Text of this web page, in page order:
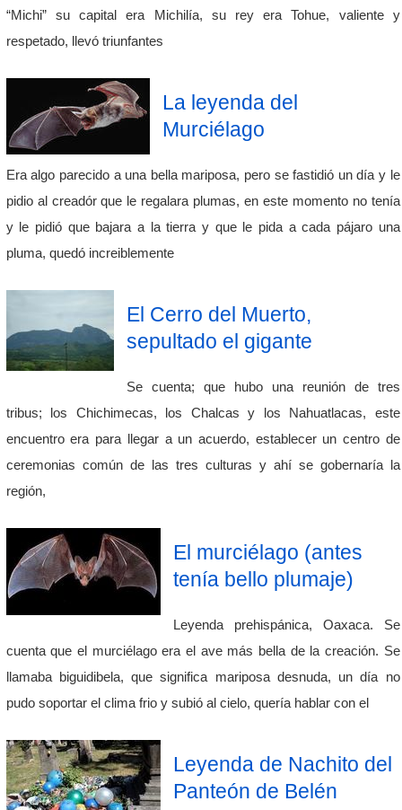
“Michi” su capital era Michilía, su rey era Tohue, valiente y
respetado, llevó triunfantes
La leyenda del
Murciélago
Era algo parecido a una bella mariposa, pero se fastidió un día y le
pidio al creadór que le regalara plumas, en este momento no tenía
y le pidió que bajara a la tierra y que le pida a cada pájaro una
pluma, quedó increiblemente
El Cerro del Muerto,
sepultado el gigante
Se cuenta; que hubo una reunión de tres
tribus; los Chichimecas, los Chalcas y los Nahuatlacas, este
encuentro era para llegar a un acuerdo, establecer un centro de
ceremonias común de las tres culturas y ahí se gobernaría la
región,
El murciélago (antes
tenía bello plumaje)
Leyenda prehispánica, Oaxaca. Se
cuenta que el murciélago era el ave más bella de la creación. Se
llamaba biguidibela, que significa mariposa desnuda, un día no
pudo soportar el clima frio y subió al cielo, quería hablar con el
Leyenda de Nachito del
Panteón de Belén